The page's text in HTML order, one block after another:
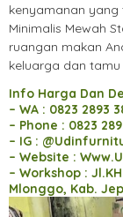
kenyamanan yang
Minimalis Mewah
ruangan makan
keluarga dan
Info Harga Dan
– WA : 0823 2893
– Phone : 0823
– IG :
– Website :
– Workshop :
Mlonggo, Kab.